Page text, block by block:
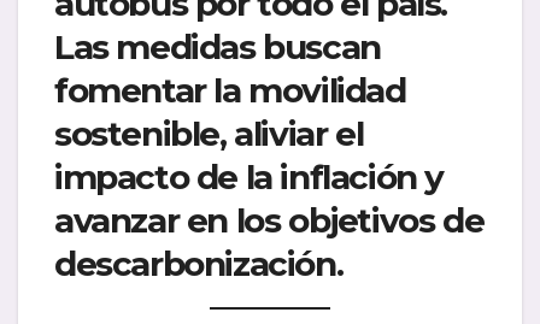
Las medidas buscan
fomentar la movilidad
sostenible, aliviar el
impacto de la inflación y
avanzar en los objetivos de
descarbonización.